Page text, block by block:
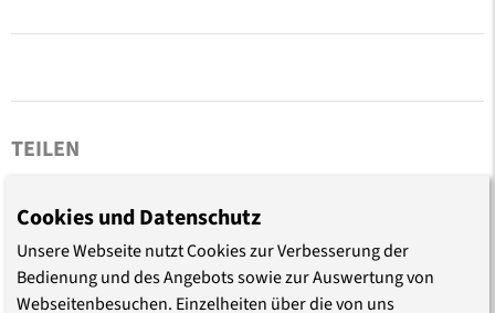
TEILEN
Cookies und Datenschutz
Unsere Webseite nutzt Cookies zur Verbesserung der
Bedienung und des Angebots sowie zur Auswertung von
Webseitenbesuchen. Einzelheiten über die von uns